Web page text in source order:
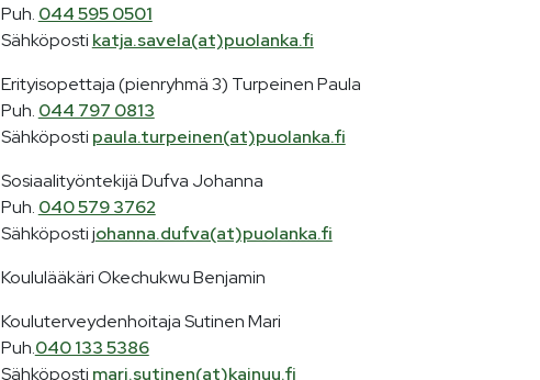
Puh. 044 595 0501
Sähköposti katja.savela(at)puolanka.fi
Erityisopettaja (pienryhmä 3) Turpeinen Paula
Puh. 044 797 0813
Sähköposti paula.turpeinen(at)puolanka.fi
Sosiaalityöntekijä Dufva Johanna
Puh. 040 579 3762
Sähköposti johanna.dufva(at)puolanka.fi
Koululääkäri Okechukwu Benjamin
Kouluterveydenhoitaja Sutinen Mari
Puh.040 133 5386
Sähköposti mari.sutinen(at)kainuu.fi